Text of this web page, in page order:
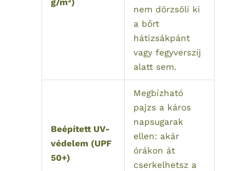
g/m²)
nem dörzsöli ki
a bőrt
hátizsákpánt
vagy fegyverszíj
alatt sem.
Beépített UV-
védelem (UPF
50+)
Megbízható
pajzs a káros
napsugarak
ellen: akár
órákon át
cserkelhetsz a